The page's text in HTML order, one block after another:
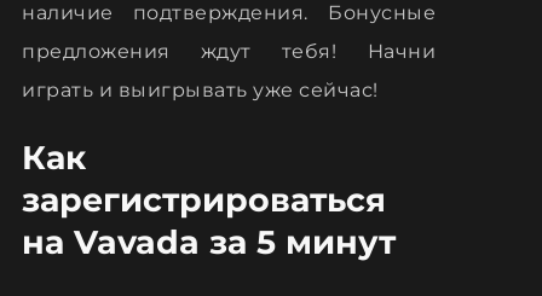
наличие подтверждения. Бонусные
предложения ждут тебя! Начни
играть и выигрывать уже сейчас!
Как
зарегистрироваться
на Vavada за 5 минут